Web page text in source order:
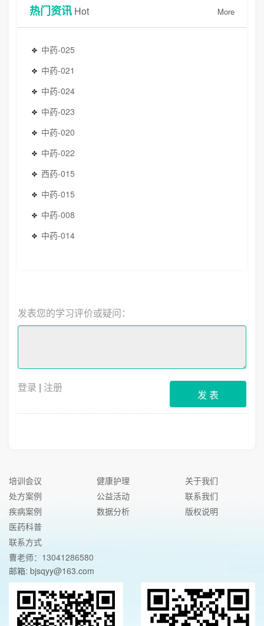
热门资讯 Hot More
中药-025
中药-021
中药-024
中药-023
中药-020
中药-022
西药-015
中药-015
中药-008
中药-014
发表您的学习评价或疑问：
登录 | 注册
发 表
培训会议
处方案例
疾病案例
医药科普
健康护理
公益活动
数据分析
关于我们
联系我们
版权说明
联系方式
曹老师：13041286580
邮箱: bjsqyy@163.com